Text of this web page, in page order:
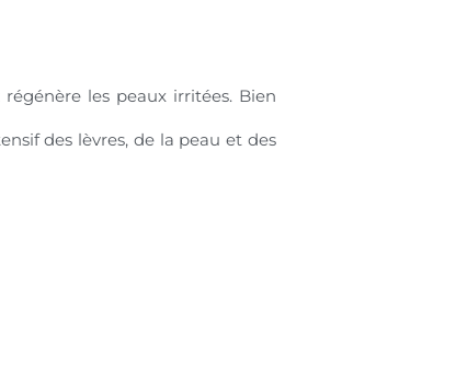
les peaux irritées. Bien
des lèvres, de la peau et des